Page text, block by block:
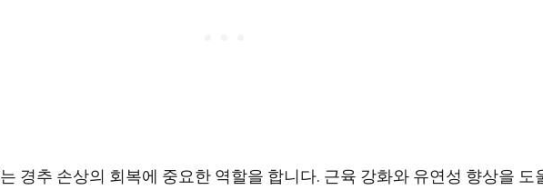
는 경추 손상의 회복에 중요한 역할을 합니다. 근육 강화와 유연성 향상을 도